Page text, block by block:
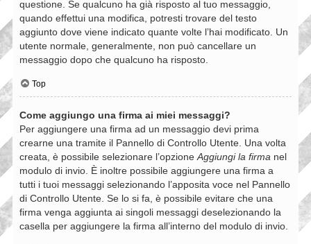
questione. Se qualcuno ha già risposto al tuo messaggio,
quando effettui una modifica, potresti trovare del testo
aggiunto dove viene indicato quante volte l’hai modificato. Un
utente normale, generalmente, non può cancellare un
messaggio dopo che qualcuno ha risposto.
Top
Come aggiungo una firma ai miei messaggi?
Per aggiungere una firma ad un messaggio devi prima
crearne una tramite il Pannello di Controllo Utente. Una volta
creata, è possibile selezionare l’opzione Aggiungi la firma nel
modulo di invio. È inoltre possibile aggiungere una firma a
tutti i tuoi messaggi selezionando l’apposita voce nel Pannello
di Controllo Utente. Se lo si fa, è possibile evitare che una
firma venga aggiunta ai singoli messaggi deselezionando la
casella per aggiungere la firma all’interno del modulo di invio.